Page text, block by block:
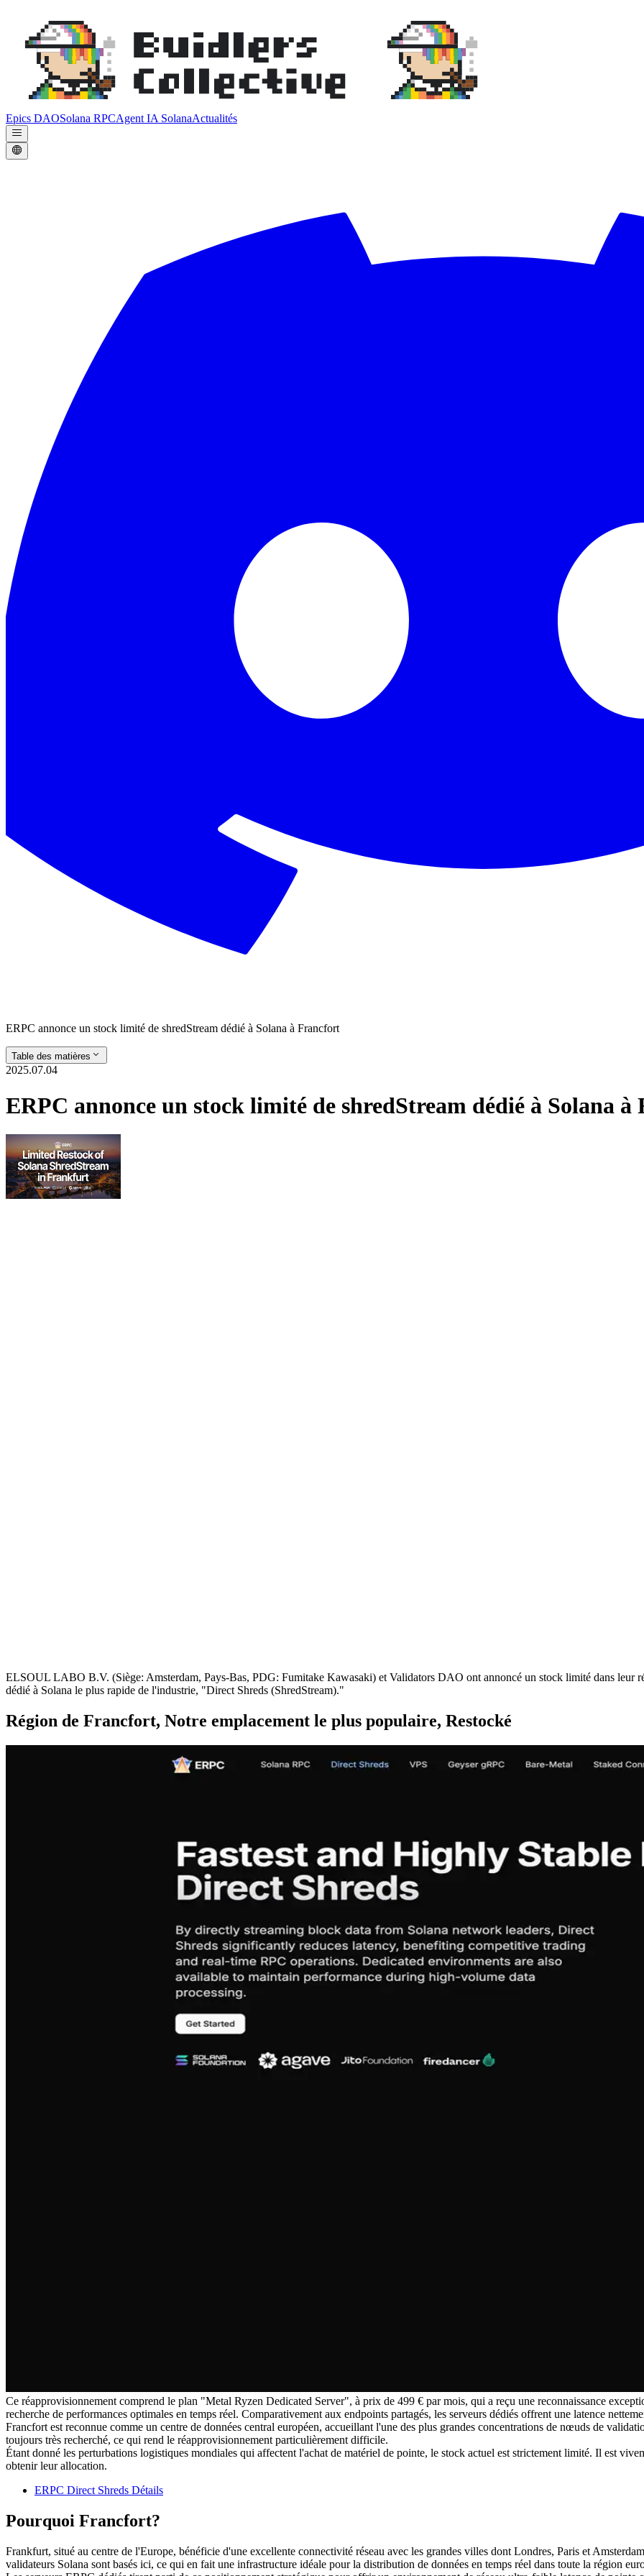
Epics DAOSolana RPCAgent IA SolanaActualités
ERPC annonce un stock limité de shredStream dédié à Solana à Francfort
Table des matières
2025.07.04
ERPC annonce un stock limité de shredStream dédié à Solana
ELSOUL LABO B.V. (Siège: Amsterdam, Pays-Bas, PDG: Fumitake Kawasaki) et Validators DAO ont annoncé un stock limité dans leur
dédié à Solana le plus rapide de l'industrie, "Direct Shreds (ShredStream)."
Région de Francfort, Notre emplacement le plus populaire, Restocké
Ce réapprovisionnement comprend le plan "Metal Ryzen Dedicated Server", à prix de 499 € par mois, qui a reçu une reconnaissance
recherche de performances optimales en temps réel. Comparativement aux endpoints partagés, les serveurs dédiés offrent une latence
Francfort est reconnue comme un centre de données central européen, accueillant l'une des plus grandes concentrations de nœuds de
toujours très recherché, ce qui rend le réapprovisionnement particulièrement difficile.
Étant donné les perturbations logistiques mondiales qui affectent l'achat de matériel de pointe, le stock actuel est strictement limité. Il est
obtenir leur allocation.
ERPC Direct Shreds Détails
Pourquoi Francfort?
Frankfurt, situé au centre de l'Europe, bénéficie d'une excellente connectivité réseau avec les grandes villes dont Londres, Paris et
validateurs Solana sont basés ici, ce qui en fait une infrastructure idéale pour la distribution de données en temps réel dans toute la région